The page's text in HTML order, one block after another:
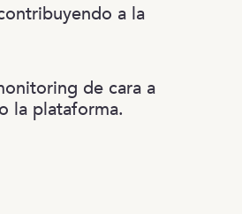
a la
de cara a
la plataforma.